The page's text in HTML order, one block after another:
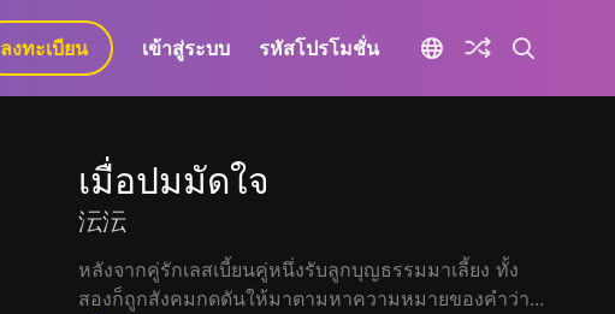
GaLa+
ลงทะเบียน เข้าสู่ระบบ รหัสโปรโมชั่น
เมื่อปมมัดใจ
沄沄
หลังจากคู่รักเลสเบี้ยนคู่หนึ่งรับลูกบุญธรรมมาเลี้ยง ทั้ง
สองก็ถูกสังคมกดดันให้มาตามหาความหมายของคำว่า...